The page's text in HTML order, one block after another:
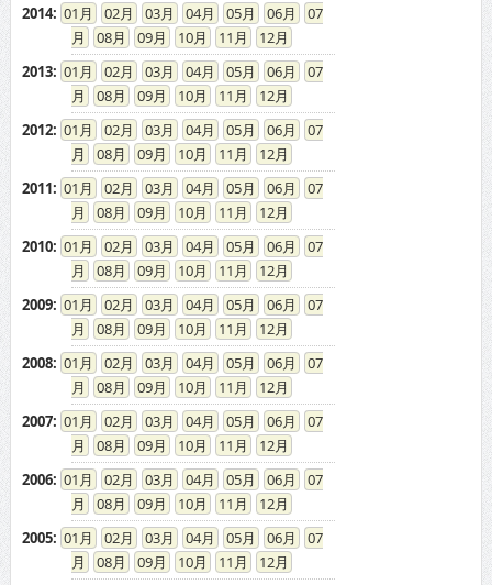
2014: 01 02 03 04 05 06
07
08
09 10 11
12
2013: 01 02 03 04 05 06
07
08
09 10 11
12
2012: 01 02 03 04 05 06
07
08
09 10 11
12
2011: 01 02 03 04 05 06
07
08
09 10 11
12
2010: 01 02 03 04 05 06
07
08
09 10 11
12
2009: 01 02 03 04 05 06
07
08
09 10 11
12
2008: 01 02 03 04 05 06
07
08
09 10 11
12
2007: 01 02 03 04 05 06
07
08
09 10 11
12
2006: 01 02 03 04 05 06
07
08
09 10 11
12
2005: 01 02 03 04 05 06
07
08
09 10 11
12